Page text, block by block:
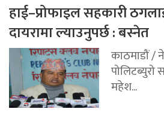
हाई–प्रोफाइल सहकारी
दायरामा ल्याउनुपर्छ : बस्नेत
काठमाडौं /
पोलिटब्युरो
महेश...